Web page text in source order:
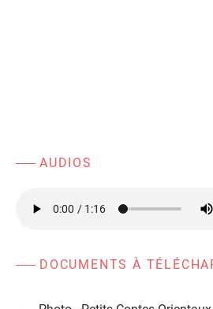
AUDIOS
DOCUMENTS À